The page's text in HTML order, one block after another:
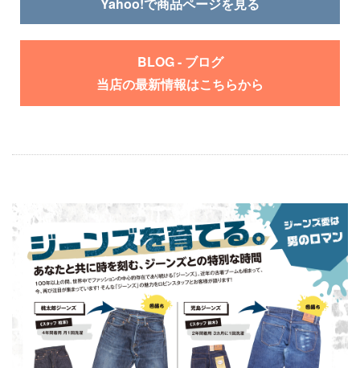
BLOG - ブログ
当店の最新情報はこちらから